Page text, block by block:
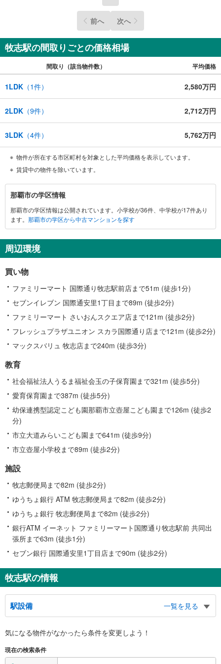
前へ 次へ
牧志駅の間取りごとの価格相場
間取り（該当物件数） 平均価格
1LDK （1件） 2,580万円
2LDK （9件） 2,712万円
3LDK （4件） 5,762万円
物件が所在する市区町村を対象とした平均価格を表示しています。
賃貸中の物件を除いています。
那
覇
市
に
す
る
報
那覇市の学区情報
那覇市の学区情報は公開されています。小学校が36件、中学校が17件あり
ます。 那覇市の学区から中古マンションを探す
周辺環境
買い物
ファミリーマート 国際通り牧志駅前店まで51m (徒歩1分)
セブンイレブン 国際通安里1丁目まで89m (徒歩2分)
ファミリーマート さいおんスクエア店まで121m (徒歩2分)
フレッシュプラザユニオン スカラ国際通り店まで121m (徒歩2分)
マックスバリュ 牧志店まで240m (徒歩3分)
教育
社会福祉法人うるま福祉会玉の子保育園まで321m (徒歩5分)
愛育保育園まで387m (徒歩5分)
幼保連携型認定こども園那覇市立壺屋こども園まで126m (徒歩2
分)
市立大道みらいこども園まで641m (徒歩9分)
市立壺屋小学校まで89m (徒歩2分)
施設
牧志郵便局まで82m (徒歩2分)
ゆうちょ銀行 ATM 牧志郵便局まで82m (徒歩2分)
ゆうちょ銀行 牧志郵便局まで82m (徒歩2分)
銀行ATM イーネット ファミリーマート国際通り牧志駅前 共同出
張所まで63m (徒歩1分)
セブン銀行 国際通安里1丁目店まで90m (徒歩2分)
牧志駅の情報
駅設備
一覧を見る
※段差なしでの移動経路
地上⇔改札⇔ホーム：○
気になる物件がなかったら条件を変更しよう！
現在の検索条件